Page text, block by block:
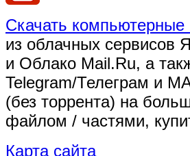
Скачать компьютерные
из облачных сервисов
и Облако Mail.Ru, а
Telegram/Телеграм и
(без торрента) на
файлом / частями,
Карта сайта